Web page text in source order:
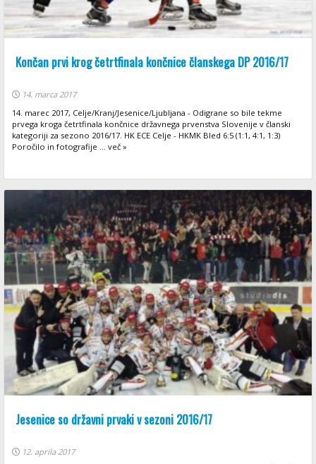
Končan prvi krog četrtfinala končnice članskega DP 2016/17
14. marca 2017
14. marec 2017, Celje/Kranj/Jesenice/Ljubljana - Odigrane so bile tekme
prvega kroga četrtfinala končnice državnega prvenstva Slovenije v članski
kategoriji za sezono 2016/17. HK ECE Celje - HKMK Bled 6:5 (1:1, 4:1, 1:3)
Poročilo in fotografije ... več »
Jesenice so državni prvaki v sezoni 2016/17
12. aprila 2017